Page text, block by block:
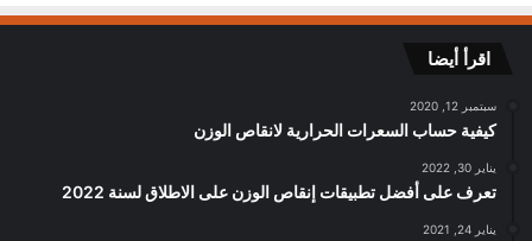
اقرأ أيضا
سبتمبر 12, 2020
كيفية حساب السعرات الحرارية لانقاص الوزن
يناير 30, 2022
تعرف على أفضل تطبيقات إنقاص الوزن على الاطلاق لسنة 2022
يناير 24, 2021